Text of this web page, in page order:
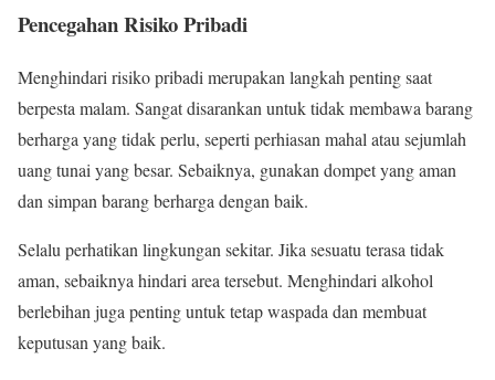
Pencegahan Risiko Pribadi
Menghindari risiko pribadi merupakan langkah penting saat
berpesta malam. Sangat disarankan untuk tidak membawa barang
berharga yang tidak perlu, seperti perhiasan mahal atau sejumlah
uang tunai yang besar. Sebaiknya, gunakan dompet yang aman
dan simpan barang berharga dengan baik.
Selalu perhatikan lingkungan sekitar. Jika sesuatu terasa tidak
aman, sebaiknya hindari area tersebut. Menghindari alkohol
berlebihan juga penting untuk tetap waspada dan membuat
keputusan yang baik.